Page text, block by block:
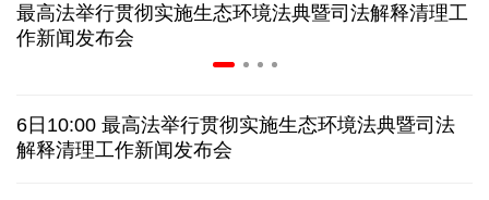
2026暑期档票房破85亿 已连续30天单日票房破亿
沙特一沙发工厂发生火灾 致16名孟加拉国工人死亡
最高法举行贯彻实施生态环境法典暨司法解释清理工
作新闻发布会
6日10:00 最高法举行贯彻实施生态环境法典暨司法
解释清理工作新闻发布会